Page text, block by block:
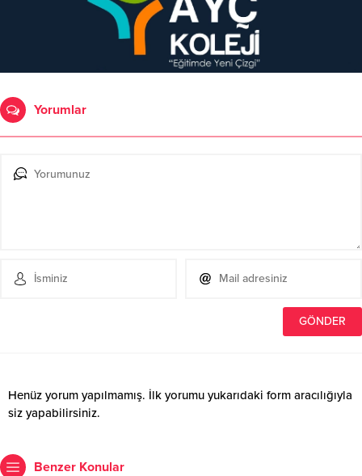
Yorumlar
Henüz yorum yapılmamış. İlk yorumu yukarıdaki form aracılığıyla
siz yapabilirsiniz.
Benzer Konular